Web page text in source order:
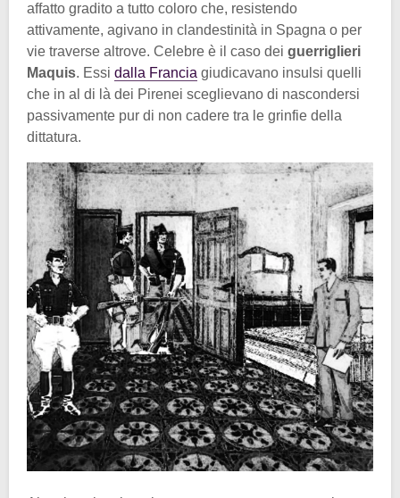
affatto gradito a tutto coloro che, resistendo
attivamente, agivano in clandestinità in Spagna o per
vie traverse altrove. Celebre è il caso dei guerriglieri
Maquis. Essi dalla Francia giudicavano insulsi quelli
che in al di là dei Pirenei sceglievano di nascondersi
passivamente pur di non cadere tra le grinfie della
dittatura.